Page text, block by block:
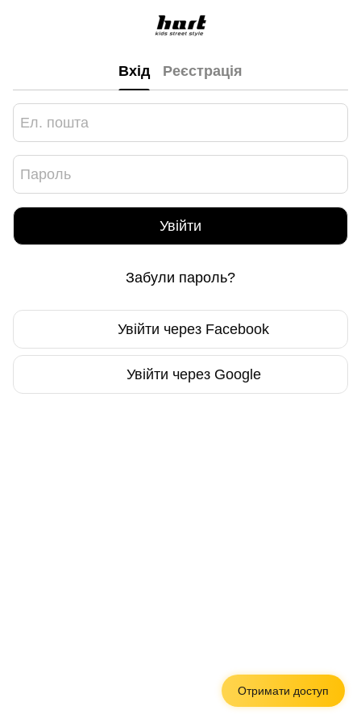
Вхід Реєстрація
Увійти
Забули пароль?
Увійти через Facebook
Увійти через Google
Отримати доступ